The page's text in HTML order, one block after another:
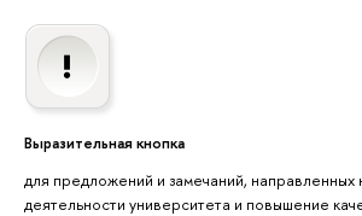
Выразительная кнопка
для предложений и замечаний, направленных
деятельности университета и повышение